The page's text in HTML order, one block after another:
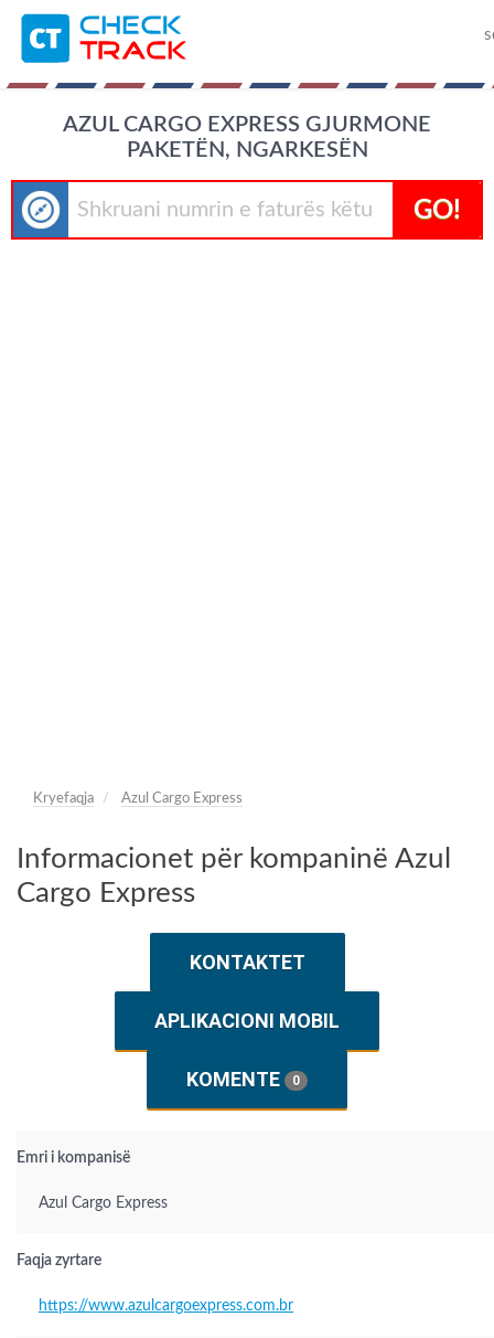
AZUL CARGO EXPRESS GJURMONE
PAKETËN, NGARKESËN
GO!
Kryefaqja Azul Cargo Express
Informacionet për kompaninë Azul
Cargo Express
KONTAKTET
APLIKACIONI MOBIL
KOMENTE 0
Emri i kompanisë
Azul Cargo Express
Faqja zyrtare
https://www.azulcargoexpress.com.br